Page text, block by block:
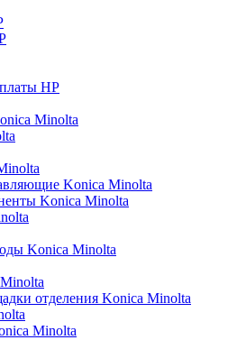
HP
Minolta
Konica Minolta
Konica Minolta
Konica Minolta
отделения Konica Minolta
Minolta